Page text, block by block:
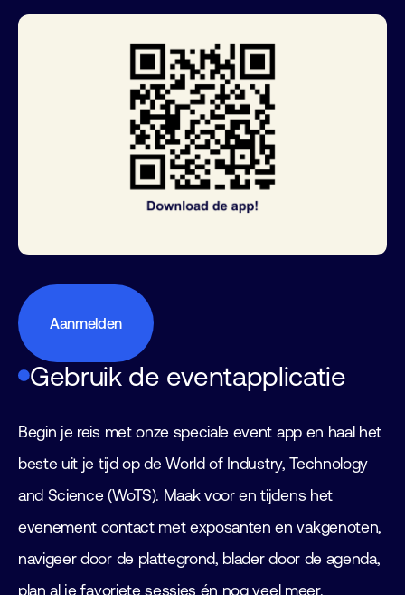
Aanmelden
Gebruik de eventapplicatie
Begin je reis met onze speciale event app en haal het
beste uit je tijd op de World of Industry, Technology
and Science (WoTS). Maak voor en tijdens het
evenement contact met exposanten en vakgenoten,
navigeer door de plattegrond, blader door de agenda,
plan al je favoriete sessies én nog veel meer.